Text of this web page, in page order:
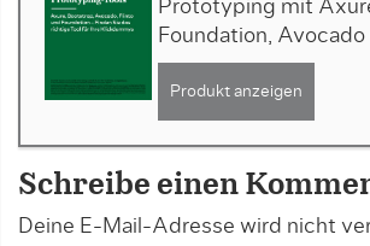
Prototyping mit
Foundation,
Produkt anzeigen
Schreibe einen
Deine E-Mail-Adresse wird nicht